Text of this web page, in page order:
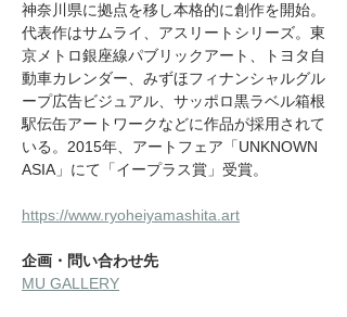
神奈川県に拠点を移し本格的に創作を開始。
代表作はサムライ、アスリートシリーズ。東
京メトロ銀座線パブリックアート、トヨタ自
動車カレンダー、みずほフィナンシャルグル
ープ広告ビジュアル、サッポロ黒ラベル箱根
駅伝缶アートワークなどに作品が採用されて
いる。2015年、アートフェア「UNKNOWN
ASIA」にて「イープラス賞」受賞。
https://www.ryoheiyamashita.art
企画・問い合わせ先
MU GALLERY